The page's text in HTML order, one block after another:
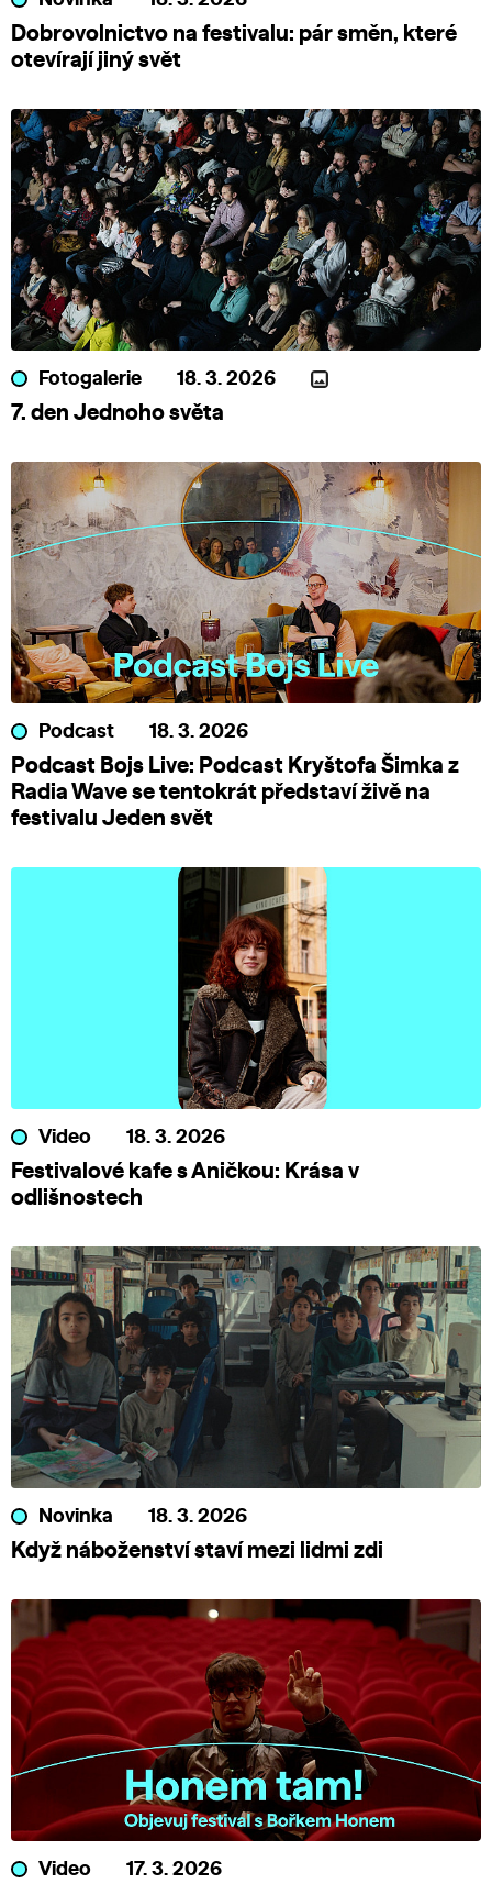
Dobrovolnictvo na festivalu: pár směn, které
otevírají jiný svět
Fotogalerie 18. 3. 2026
7. den Jednoho světa
Podcast 18. 3. 2026
Podcast Bojs Live: Podcast Kryštofa Šimka z
Radia Wave se tentokrát představí živě na
festivalu Jeden svět
Video 18. 3. 2026
Festivalové kafe s Aničkou: Krása v
odlišnostech
Novinka 18. 3. 2026
Když náboženství staví mezi lidmi zdi
Video 17. 3. 2026